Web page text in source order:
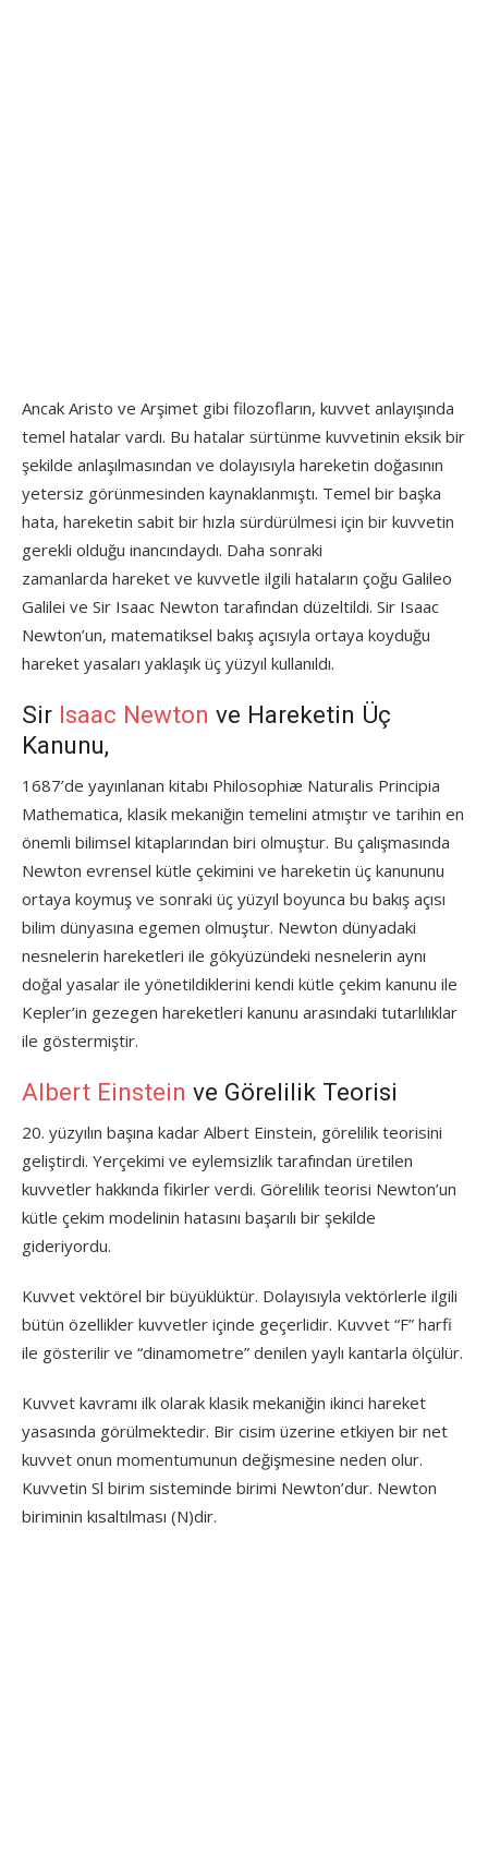
Ancak Aristo ve Arşimet gibi filozofların, kuvvet anlayışında
temel hatalar vardı. Bu hatalar sürtünme kuvvetinin eksik bir
şekilde anlaşılmasından ve dolayısıyla hareketin doğasının
yetersiz görünmesinden kaynaklanmıştı. Temel bir başka
hata, hareketin sabit bir hızla sürdürülmesi için bir kuvvetin
gerekli olduğu inancındaydı. Daha sonraki
zamanlarda hareket ve kuvvetle ilgili hataların çoğu Galileo
Galilei ve Sir Isaac Newton tarafından düzeltildi. Sir Isaac
Newton’un, matematiksel bakış açısıyla ortaya koyduğu
hareket yasaları yaklaşık üç yüzyıl kullanıldı.
Sir Isaac Newton ve Hareketin Üç
Kanunu,
1687’de yayınlanan kitabı Philosophiæ Naturalis Principia
Mathematica, klasik mekaniğin temelini atmıştır ve tarihin en
önemli bilimsel kitaplarından biri olmuştur. Bu çalışmasında
Newton evrensel kütle çekimini ve hareketin üç kanununu
ortaya koymuş ve sonraki üç yüzyıl boyunca bu bakış açısı
bilim dünyasına egemen olmuştur. Newton dünyadaki
nesnelerin hareketleri ile gökyüzündeki nesnelerin aynı
doğal yasalar ile yönetildiklerini kendi kütle çekim kanunu ile
Kepler’in gezegen hareketleri kanunu arasındaki tutarlılıklar
ile göstermiştir.
Albert Einstein ve Görelilik Teorisi
20. yüzyılın başına kadar Albert Einstein, görelilik teorisini
geliştirdi. Yerçekimi ve eylemsizlik tarafından üretilen
kuvvetler hakkında fikirler verdi. Görelilik teorisi Newton’un
kütle çekim modelinin hatasını başarılı bir şekilde
gideriyordu.
Kuvvet vektörel bir büyüklüktür. Dolayısıyla vektörlerle ilgili
bütün özellikler kuvvetler içinde geçerlidir. Kuvvet “F” harfi
ile gösterilir ve “dinamometre” denilen yaylı kantarla ölçülür.
Kuvvet kavramı ilk olarak klasik mekaniğin ikinci hareket
yasasında görülmektedir. Bir cisim üzerine etkiyen bir net
kuvvet onun momentumunun değişmesine neden olur.
Kuvvetin Sl birim sisteminde birimi Newton’dur. Newton
biriminin kısaltılması (N)dir.